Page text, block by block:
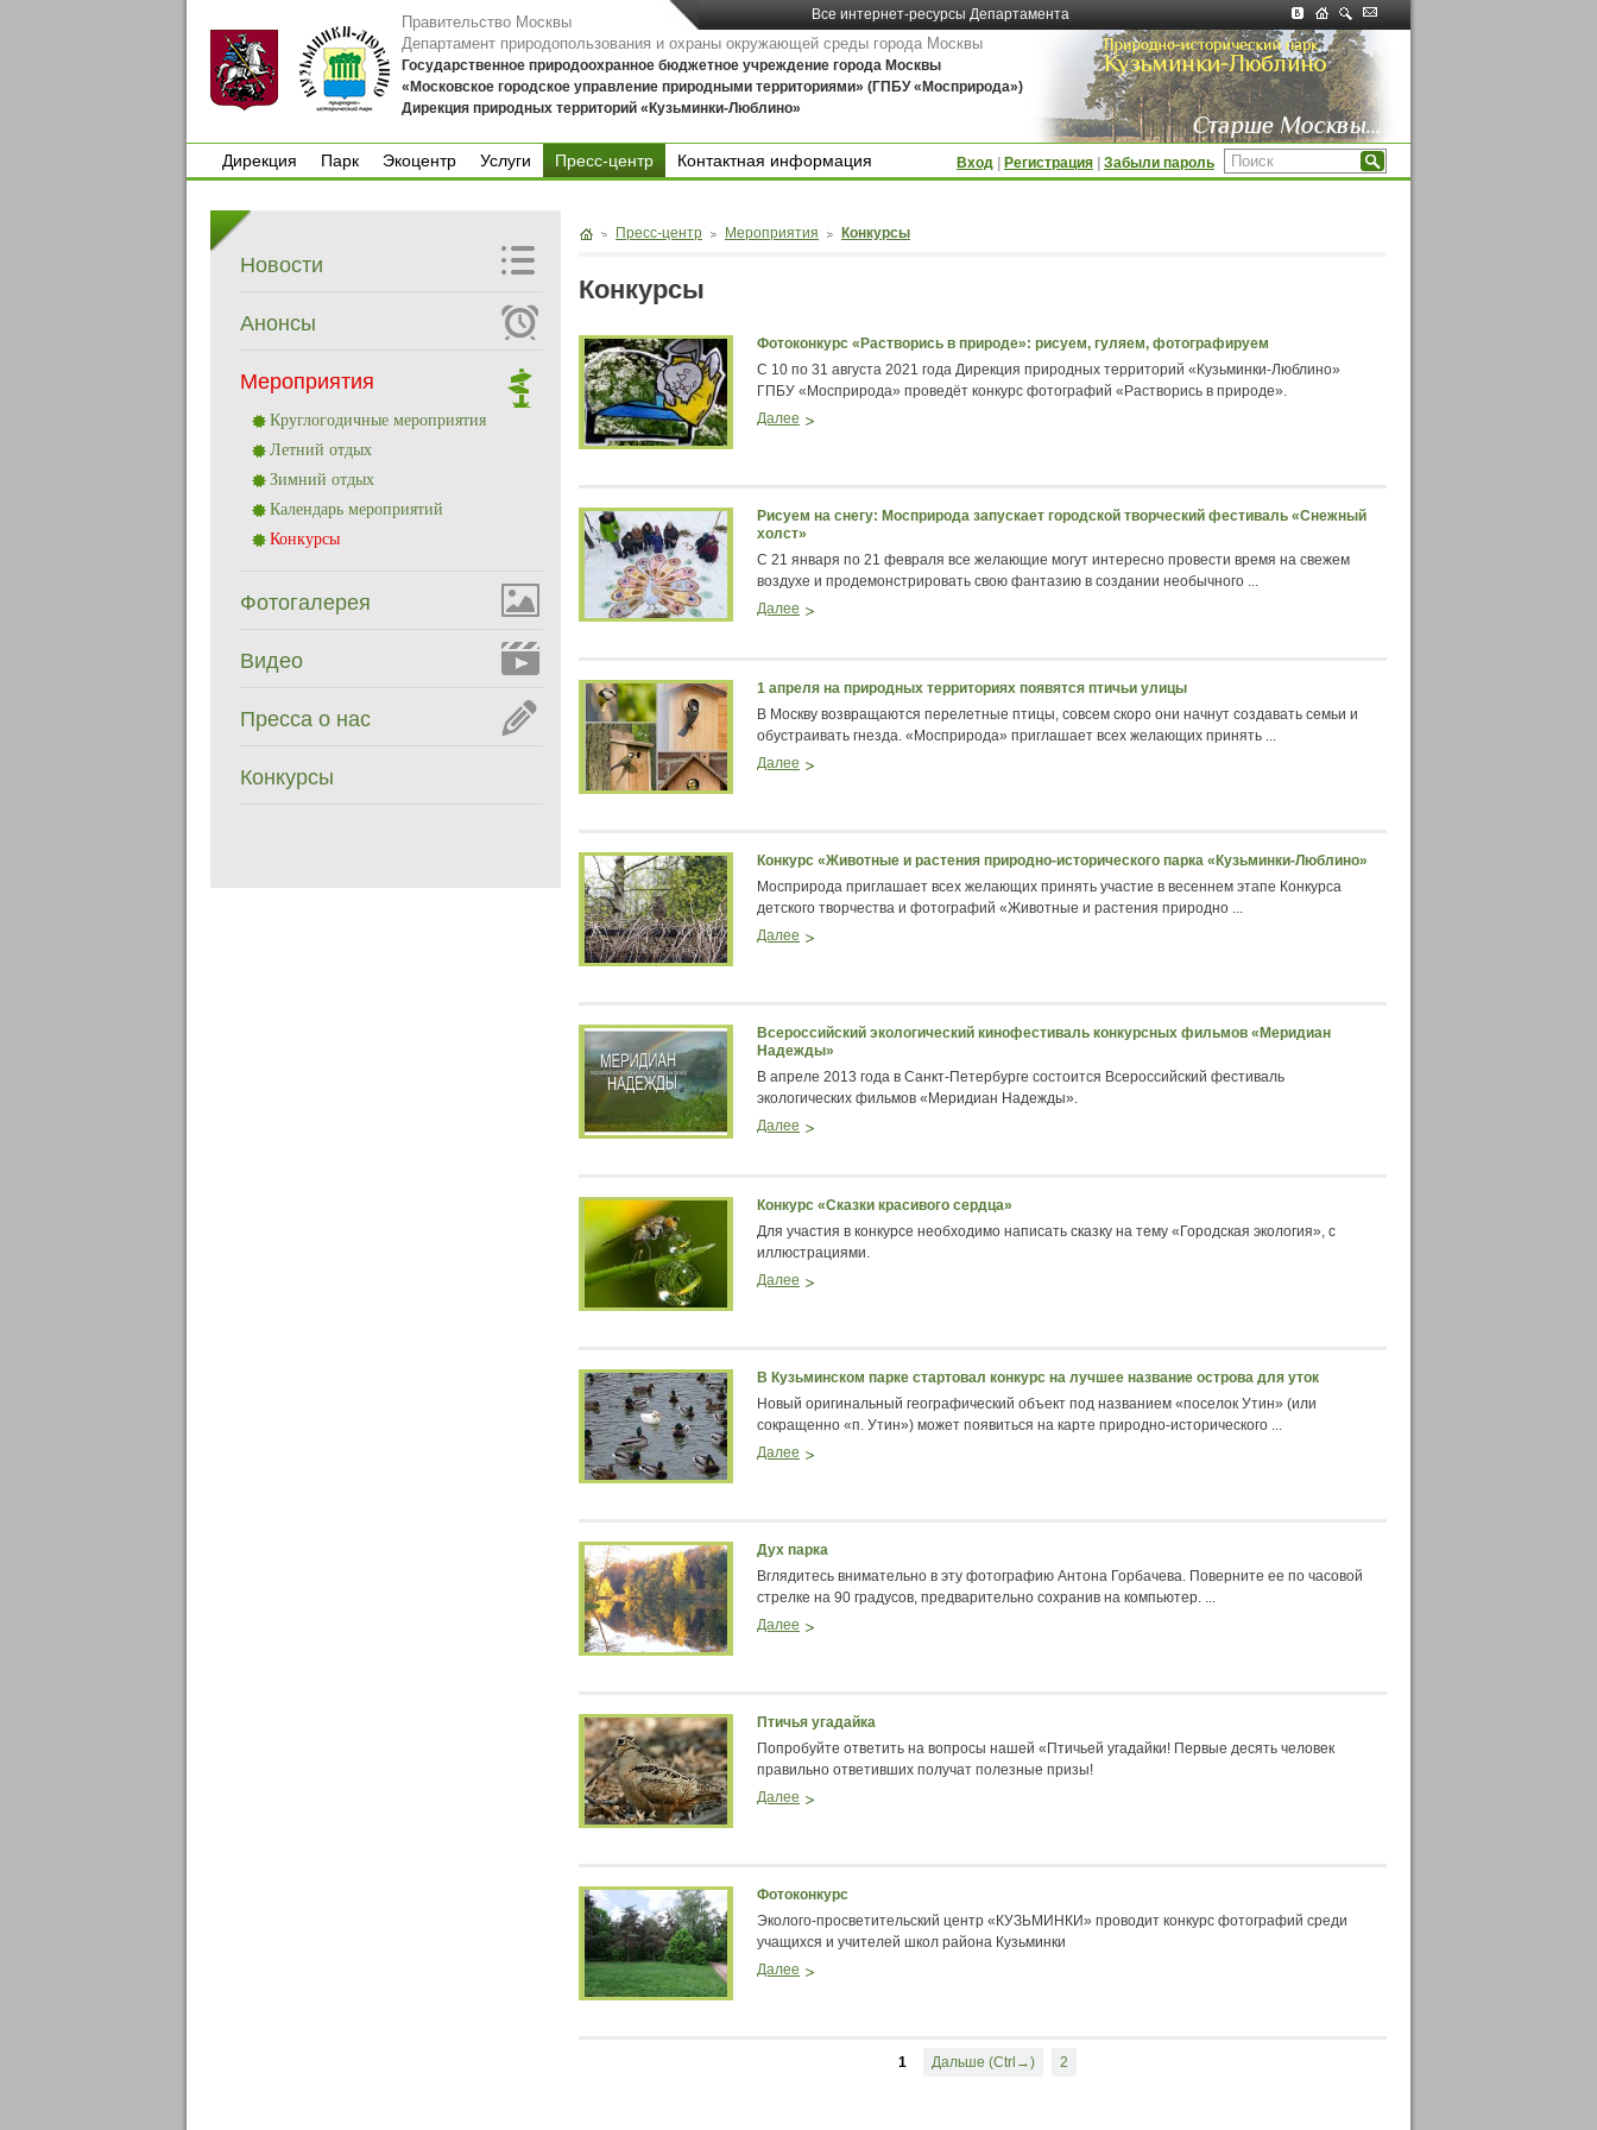
Все интернет-ресурсы Департамента
Правительство Москвы
Департамент природопользования и охраны окружающей среды города Москвы
Государственное природоохранное бюджетное учреждение города Москвы
«Московское городское управление природными территориями» (ГПБУ «Мосприрода»)
Дирекция природных территорий «Кузьминки-Люблино»
Дирекция
Парк
Экоцентр
Услуги
Пресс-центр
Контактная информация
Вход Регистрация Забыли пароль
Новости
Анонсы
Мероприятия
Круглогодичные мероприятия
Летний отдых
Зимний отдых
Календарь мероприятий
Конкурсы
Фотогалерея
Видео
Пресса о нас
Конкурсы
Пресс-центр Мероприятия Конкурсы
Конкурсы
Фотоконкурс «Растворись в природе»: рисуем, гуляем, фотографируем
С 10 по 31 августа 2021 года Дирекция природных территорий «Кузьминки-Люблино»
ГПБУ «Мосприрода» проведёт конкурс фотографий «Растворись в природе».
Далее
Рисуем на снегу: Мосприрода запускает городской творческий фестиваль «Снежный
холст»
С 21 января по 21 февраля все желающие могут интересно провести время на свежем
воздухе и продемонстрировать свою фантазию в создании необычного ...
Далее
1 апреля на природных территориях появятся птичьи улицы
В Москву возвращаются перелетные птицы, совсем скоро они начнут создавать семьи и
обустраивать гнезда. «Мосприрода» приглашает всех желающих принять ...
Далее
Конкурс «Животные и растения природно-исторического парка «Кузьминки-Люблино»
Мосприрода приглашает всех желающих принять участие в весеннем этапе Конкурса
детского творчества и фотографий «Животные и растения природно ...
Далее
Всероссийский экологический кинофестиваль конкурсных фильмов «Меридиан
Надежды»
В апреле 2013 года в Санкт-Петербурге состоится Всероссийский фестиваль
экологических фильмов «Меридиан Надежды».
Далее
Конкурс «Сказки красивого сердца»
Для участия в конкурсе необходимо написать сказку на тему «Городская экология», с
иллюстрациями.
Далее
В Кузьминском парке стартовал конкурс на лучшее название острова для уток
Новый оригинальный географический объект под названием «поселок Утин» (или
сокращенно «п. Утин») может появиться на карте природно-исторического ...
Далее
Дух парка
Вглядитесь внимательно в эту фотографию Антона Горбачева. Поверните ее по часовой
стрелке на 90 градусов, предварительно сохранив на компьютер. ...
Далее
Птичья угадайка
Попробуйте ответить на вопросы нашей «Птичьей угадайки! Первые десять человек
правильно ответивших получат полезные призы!
Далее
Фотоконкурс
Эколого-просветительский центр «КУЗЬМИНКИ» проводит конкурс фотографий среди
учащихся и учителей школ района Кузьминки
Далее
1 Дальше (Ctrl→) 2